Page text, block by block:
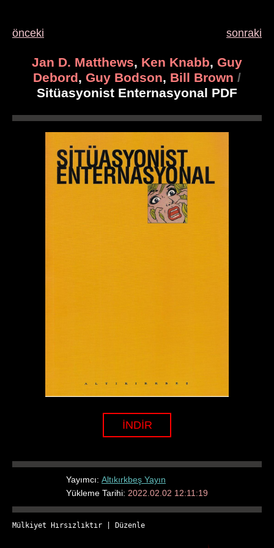
önceki sonraki
Jan D. Matthews, Ken Knabb, Guy
Debord, Guy Bodson, Bill Brown /
Sitüasyonist Enternasyonal PDF
İNDİR
Yayımcı: Altıkırkbeş Yayın
Yükleme Tarihi: 2022.02.02 12:11:19
Mülkiyet Hırsızlıktır Düzenle